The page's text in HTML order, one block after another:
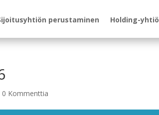
perustaminen Holding-yhtiö
0 Kommenttia